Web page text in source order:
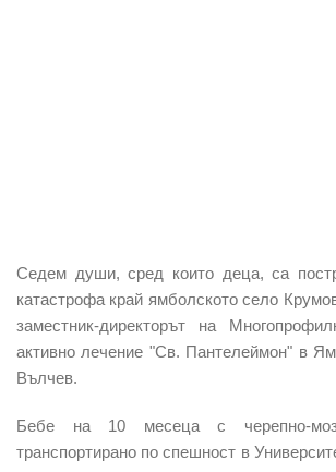
Седем души, сред които деца, са
катастрофа край ямболското село
заместник-директорът на
активно лечение "Св. Пантелеймон" в
Вълчев.
Бебе на 10 месеца с черепно-
транспортирано по спешност в